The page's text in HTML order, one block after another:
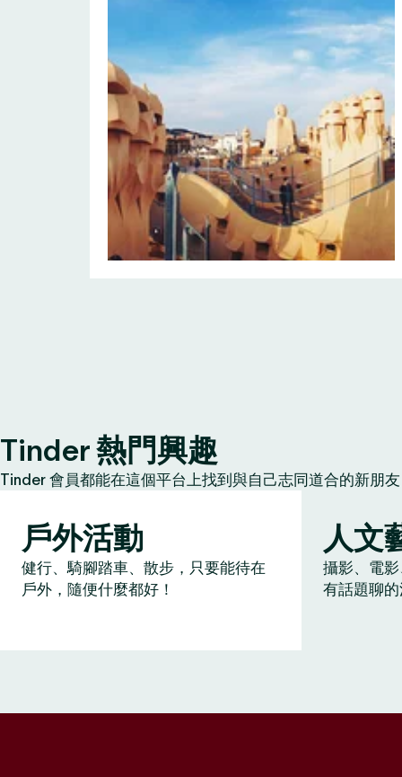
Tinder 熱門興趣
Tinder 會員都能在這個平台上找到與自己志同道合的新朋
戶外活動
健行、騎腳踏車、散步，只要能待在
戶外，隨便什麼都好！
人文
攝影、電
有話題聊